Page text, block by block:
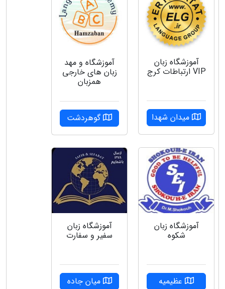
آموزشگاه زبان
VIP ارتباطات کرج
میدان شهدا
آموزشگاه و مهد
زبان های خارجی
همزبان
گوهردشت
آموزشگاه زبان
شکوه
عظیمیه
آموزشگاه زبان
سفیر و سفارت
میان جاده